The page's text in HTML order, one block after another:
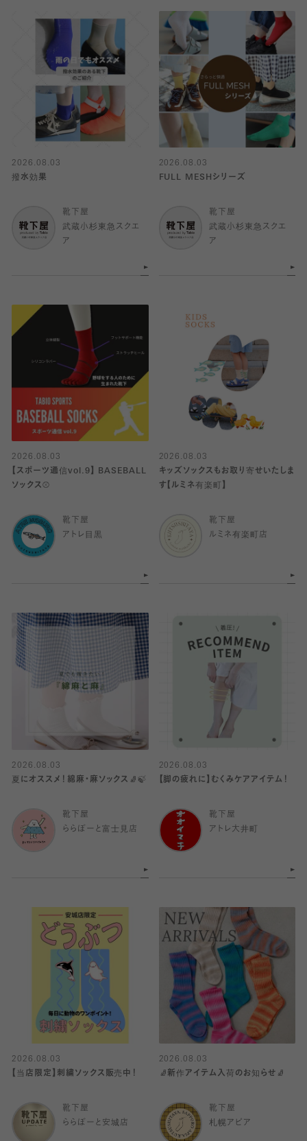
2026.08.03
撥水効果
靴下屋
武蔵小杉東急スクエ
ア
2026.08.03
FULL MESHシリーズ
靴下屋
武蔵小杉東急スクエ
ア
2026.08.03
【スポーツ通信vol.9】 BASEBALL
ソックス⚾️
靴下屋
アトレ目黒
2026.08.03
キッズソックスもお取り寄せいたしま
す【ルミネ有楽町】
靴下屋
ルミネ有楽町店
2026.08.03
夏にオススメ！綿麻・麻ソックス🧦🍃
靴下屋
ららぽーと富士見店
2026.08.03
【脚の疲れに】むくみケアアイテム！
靴下屋
アトレ大井町
2026.08.03
【当店限定】刺繍ソックス販売中！
靴下屋
ららぽーと安城店
2026.08.03
🧦新作アイテム入荷のお知らせ🧦
靴下屋
札幌アピア